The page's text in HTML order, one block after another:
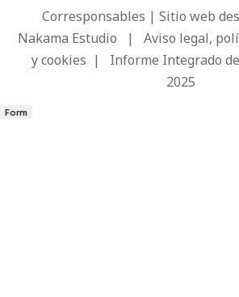
Corresponsables | Sitio web
Nakama Estudio | Aviso legal,
y cookies | Informe Integrado
2025
Form